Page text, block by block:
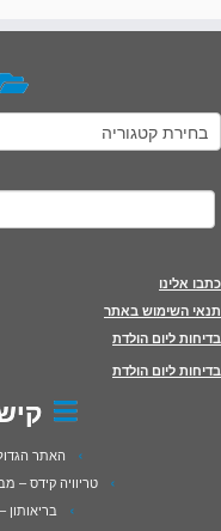
קטגוריות
כתבו אלינו
תנאי השימוש באתר
בדיחות ליום הולדת
בדיחות ליום הולדת
האתר
טריוויה קידס –
בריאותון